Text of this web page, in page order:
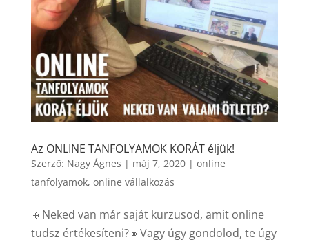
Az ONLINE TANFOLYAMOK KORÁT éljük!
Szerző: Nagy Ágnes | máj 7, 2020| online
tanfolyamok, online vállalkozás
🔸Neked van már saját kurzusod, amit online
tudsz értékesíteni?🔸Vagy úgy gondolod, te úgy